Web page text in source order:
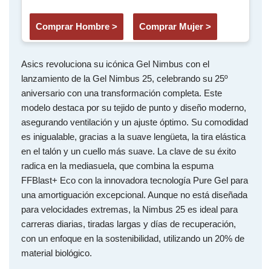
Comprar Hombre > Comprar Mujer >
Asics revoluciona su icónica Gel Nimbus con el
lanzamiento de la Gel Nimbus 25, celebrando su 25º
aniversario con una transformación completa. Este
modelo destaca por su tejido de punto y diseño moderno,
asegurando ventilación y un ajuste óptimo. Su comodidad
es inigualable, gracias a la suave lengüeta, la tira elástica
en el talón y un cuello más suave. La clave de su éxito
radica en la mediasuela, que combina la espuma
FFBlast+ Eco con la innovadora tecnología Pure Gel para
una amortiguación excepcional. Aunque no está diseñada
para velocidades extremas, la Nimbus 25 es ideal para
carreras diarias, tiradas largas y días de recuperación,
con un enfoque en la sostenibilidad, utilizando un 20% de
material biológico.